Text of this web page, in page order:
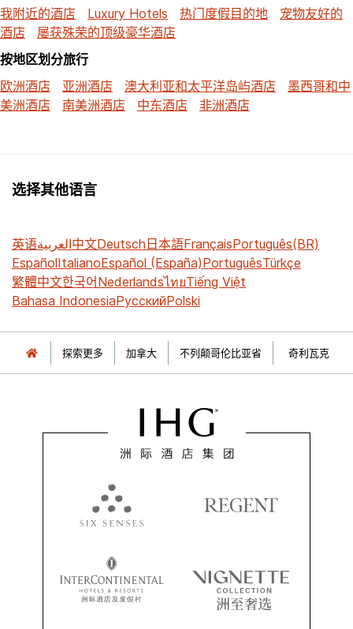
我附近的酒店
Luxury Hotels 热门度假目的地
宠物友好的
酒店
屡获殊荣的顶级豪华酒店
按地区划分旅行
欧洲酒店
亚洲酒店 澳大利亚和太平洋岛屿酒店
墨西哥和中
美洲酒店
南美洲酒店 中东酒店 非洲酒店
选择其他语言
英语العربية中文Deutsch日本語FrançaisPortuguês(BR)
EspañolItalianoEspañol (España)PortuguêsTürkçe
繁體中文한국어NederlandsไทยTiếng Việt
Bahasa IndonesiaРусскийPolski
探索更多 加拿大 不列颠哥伦比亚省 奇利瓦克